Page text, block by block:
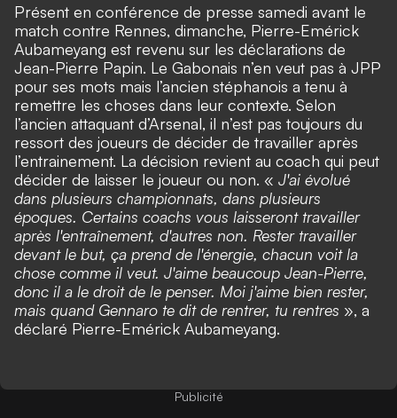
Présent en conférence de presse samedi avant le
match contre Rennes, dimanche, Pierre-Emérick
Aubameyang est revenu sur les déclarations de
Jean-Pierre Papin. Le Gabonais n’en veut pas à JPP
pour ses mots mais l’ancien stéphanois a tenu à
remettre les choses dans leur contexte. Selon
l’ancien attaquant d’Arsenal, il n’est pas toujours du
ressort des joueurs de décider de travailler après
l’entrainement. La décision revient au coach qui peut
décider de laisser le joueur ou non. « J'ai évolué
dans plusieurs championnats, dans plusieurs
époques. Certains coachs vous laisseront travailler
après l'entraînement, d'autres non. Rester travailler
devant le but, ça prend de l'énergie, chacun voit la
chose comme il veut. J'aime beaucoup Jean-Pierre,
donc il a le droit de le penser. Moi j'aime bien rester,
mais quand Gennaro te dit de rentrer, tu rentres », a
déclaré Pierre-Emérick Aubameyang.
Publicité